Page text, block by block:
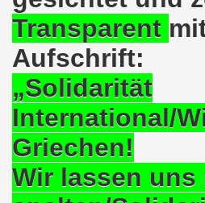
Transparent
Aufschrift:
„Solidarität
International/
Griechen!
Wir lassen
der Befreiung vom Hitler-
dem Heinrich-König-Platz als
am 13.03.2023 ruft
solidarisch mit den
am 13.02.2023: